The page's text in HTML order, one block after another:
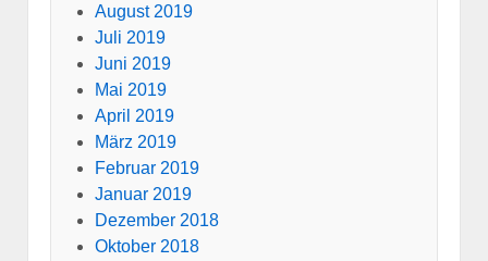
August 2019
Juli 2019
Juni 2019
Mai 2019
April 2019
März 2019
Februar 2019
Januar 2019
Dezember 2018
Oktober 2018